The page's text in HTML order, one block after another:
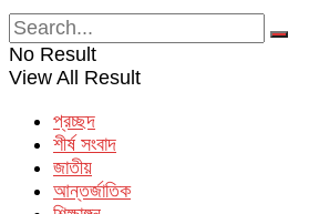
No Result
View All Result
প্রচ্ছদ
শীর্ষ সংবাদ
জাতীয়
আন্তর্জাতিক